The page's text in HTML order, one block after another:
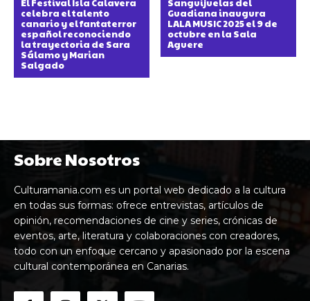
celebra el talento
canario y el fantaterror
español reconociendo
la trayectoria de Sara
Sálamo y Marian
Salgado
Guadiana inaugura
LALA MUSIC 2025 el 9 de
octubre en la Sala
Aguere
Sobre Nosotros
Culturamania.com es un portal web dedicado a la cultura
en todas sus formas: ofrece entrevistas, artículos de
opinión, recomendaciones de cine y series, crónicas de
eventos, arte, literatura y colaboraciones con creadores,
todo con un enfoque cercano y apasionado por la escena
cultural contemporánea en Canarias.